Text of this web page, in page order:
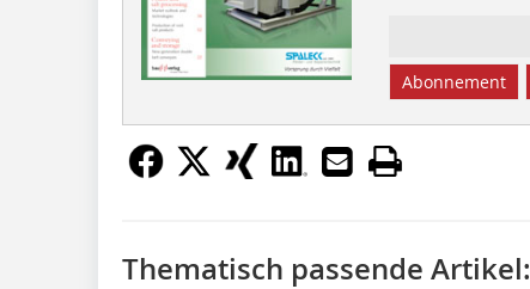
Abonnement
Thematisch passende Artikel: